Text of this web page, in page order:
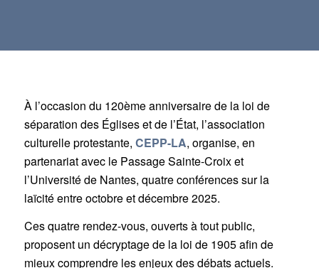
À l’occasion du 120ème anniversaire de la loi de
séparation des Églises et de l’État, l’association
culturelle protestante, CEPP-LA, organise, en
partenariat avec le Passage Sainte-Croix et
l’Université de Nantes, quatre conférences sur la
laïcité entre octobre et décembre 2025.
Ces quatre rendez-vous, ouverts à tout public,
proposent un décryptage de la loi de 1905 afin de
mieux comprendre les enjeux des débats actuels.